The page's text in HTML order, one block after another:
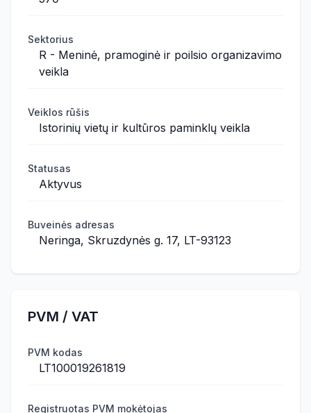
Sektorius
R - Meninė, pramoginė ir poilsio organizavimo
veikla
Veiklos rūšis
Istorinių vietų ir kultūros paminklų veikla
Statusas
Aktyvus
Buveinės adresas
Neringa, Skruzdynės g. 17, LT-93123
PVM / VAT
PVM kodas
LT100019261819
Registruotas PVM mokėtojas